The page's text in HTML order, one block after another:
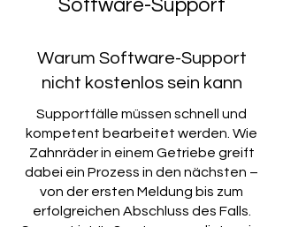
Software-Support
Warum Software-Support
nicht kostenlos sein kann
Supportfälle müssen schnell und
kompetent bearbeitet werden. Wie
Zahnräder in einem Getriebe greift
dabei ein Prozess in den nächsten –
von der ersten Meldung bis zum
erfolgreichen Abschluss des Falls.